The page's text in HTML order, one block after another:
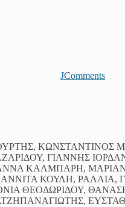
JComments
ΚΩΝΣΤΑΝΤΙΝΟΣ
ΓΙΑΝΝΗΣ
ΚΑΛΜΠΑΡΗ,
ΚΟΥΛΗ, ΡΑΛΛΙΑ,
ΘΕΟΔΩΡΙΔΟΥ,